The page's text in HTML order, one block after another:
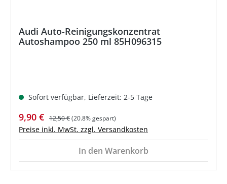
Audi Auto-Reinigungskonzentrat
Autoshampoo 250 ml 85H096315
Sofort verfügbar, Lieferzeit: 2-5 Tage
Verkaufspreis:
9,90 € Regulärer Preis:
12,50 €(20.8% gespart)
Preise inkl. MwSt. zzgl. Versandkosten
In den Warenkorb